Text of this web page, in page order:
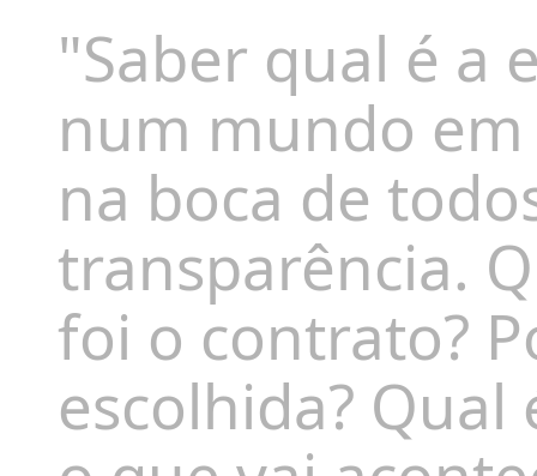
"Saber qual é a
num mundo
na boca de
transparência.
foi o contrato?
escolhida?